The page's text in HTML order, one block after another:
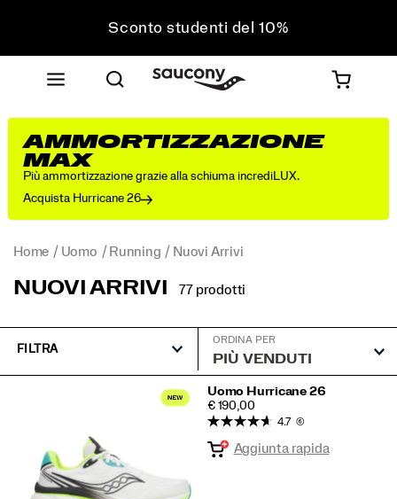
Sconto studenti del 10%
acquisto
Spedizione gratuita sugli ordini superiori a 75 €
Resi gratuiti su tutti gli ordini
Sconto studenti del 10%
AMMORTIZZAZIONE
MAX
Più ammortizzazione grazie alla schiuma incrediLUX.
Acquista Hurricane 26
Home Uomo Running Nuovi Arrivi
NUOVI ARRIVI 77 prodotti
FILTRA
ORDINA PER
primo
piano
Uomo Hurricane 26
PRICE
€ 190,00
4.7 (6)
Aggiunta rapida